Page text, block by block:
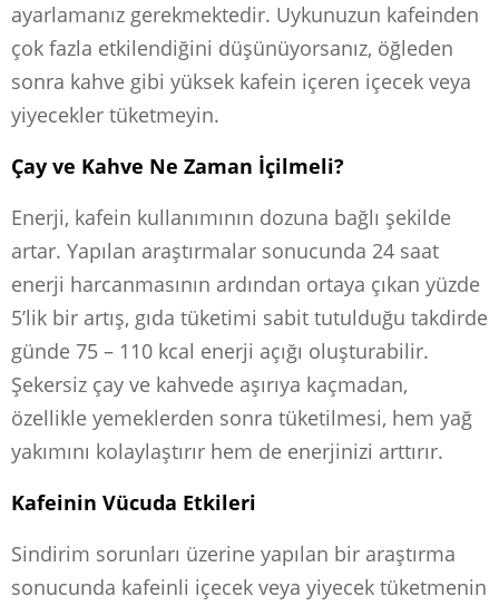
ayarlamanız gerekmektedir. Uykunuzun kafeinden
çok fazla etkilendiğini düşünüyorsanız, öğleden
sonra kahve gibi yüksek kafein içeren içecek veya
yiyecekler tüketmeyin.
Çay ve Kahve Ne Zaman İçilmeli?
Enerji, kafein kullanımının dozuna bağlı şekilde
artar. Yapılan araştırmalar sonucunda 24 saat
enerji harcanmasının ardından ortaya çıkan yüzde
5’lik bir artış, gıda tüketimi sabit tutulduğu takdirde
günde 75 – 110 kcal enerji açığı oluşturabilir.
Şekersiz çay ve kahvede aşırıya kaçmadan,
özellikle yemeklerden sonra tüketilmesi, hem yağ
yakımını kolaylaştırır hem de enerjinizi arttırır.
Kafeinin Vücuda Etkileri
Sindirim sorunları üzerine yapılan bir araştırma
sonucunda kafeinli içecek veya yiyecek tüketmenin